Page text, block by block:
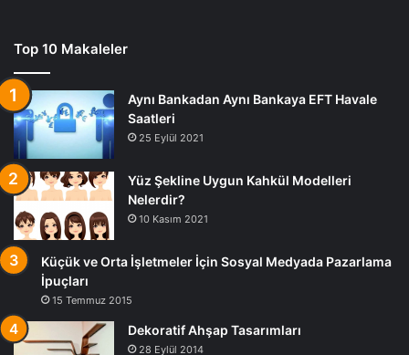
Top 10 Makaleler
Aynı Bankadan Aynı Bankaya EFT Havale
Saatleri
25 Eylül 2021
Yüz Şekline Uygun Kahkül Modelleri
Nelerdir?
10 Kasım 2021
Küçük ve Orta İşletmeler İçin Sosyal Medyada Pazarlama
İpuçları
15 Temmuz 2015
Dekoratif Ahşap Tasarımları
28 Eylül 2014